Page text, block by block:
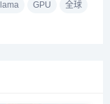
GPU
全球